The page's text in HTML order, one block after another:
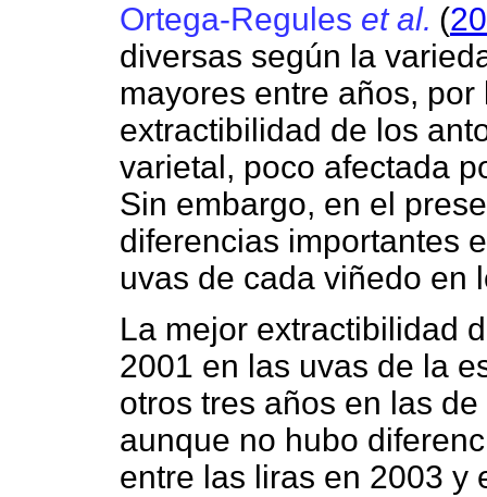
Ortega-Regules et al. (
diversas según la
mayores entre años,
extractibilidad de los
varietal, poco afectada
Sin embargo, en el
diferencias importantes
uvas de cada viñedo en
La mejor extractibilidad
2001 en las uvas de la
otros tres años en las
aunque no hubo
entre las liras en 2003 y